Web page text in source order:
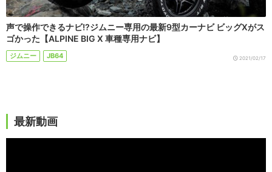
声で操作できるナビ!?ジムニー専用の最新9型カーナビ ビッグXがス
ゴかった【ALPINE BIG X 車種専用ナビ】
ジムニー JB64 2021/02/17
最新動画